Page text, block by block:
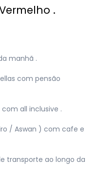
.
manhã .
com pensão
all inclusive .
/ Aswan ) com cafe e
transporte ao longo da